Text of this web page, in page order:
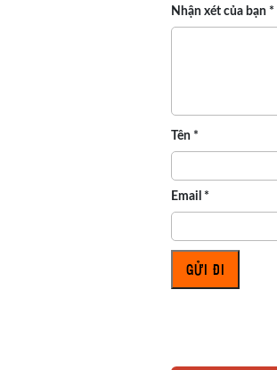
Nhận xét của bạn *
Tên *
Email *